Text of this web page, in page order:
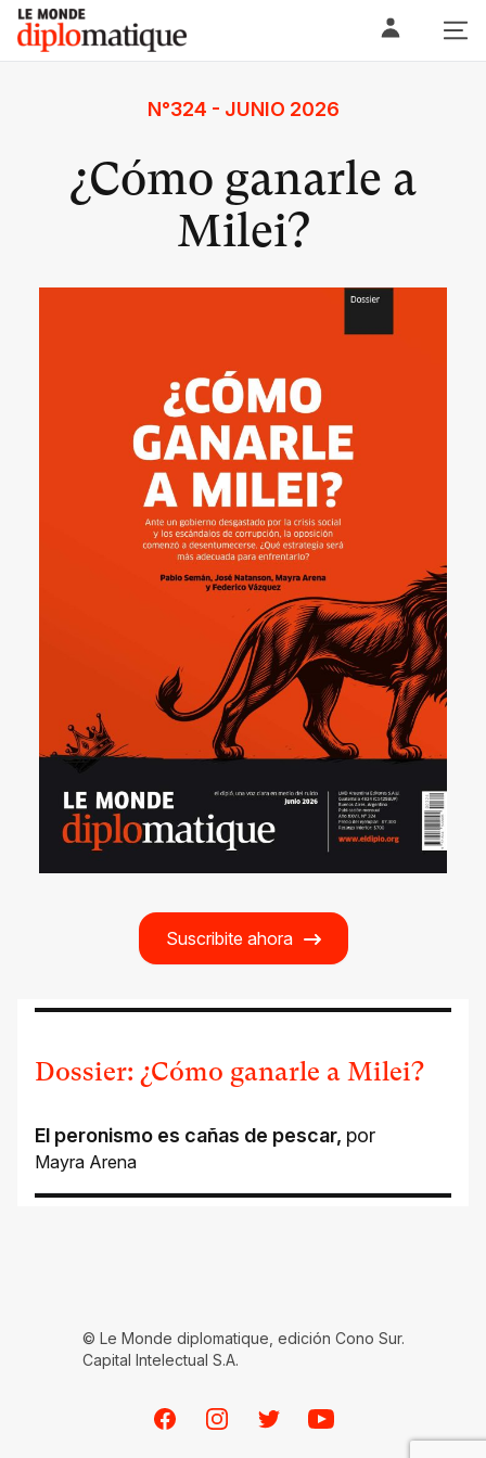
Skip
content
Le monde diplomatique
N°324 - JUNIO 2026
¿Cómo ganarle a
Milei?
Suscribite ahora
Dossier: ¿Cómo ganarle a Milei?
El peronismo es cañas de pescar, por
Mayra Arena
© Le Monde diplomatique, edición Cono Sur.
Capital Intelectual S.A.
FacebookInstagramTwitterYoutube